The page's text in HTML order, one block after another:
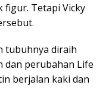
figur. Tetapi Vicky
tubuhnya diraih
dan perubahan Life
berjalan kaki dan